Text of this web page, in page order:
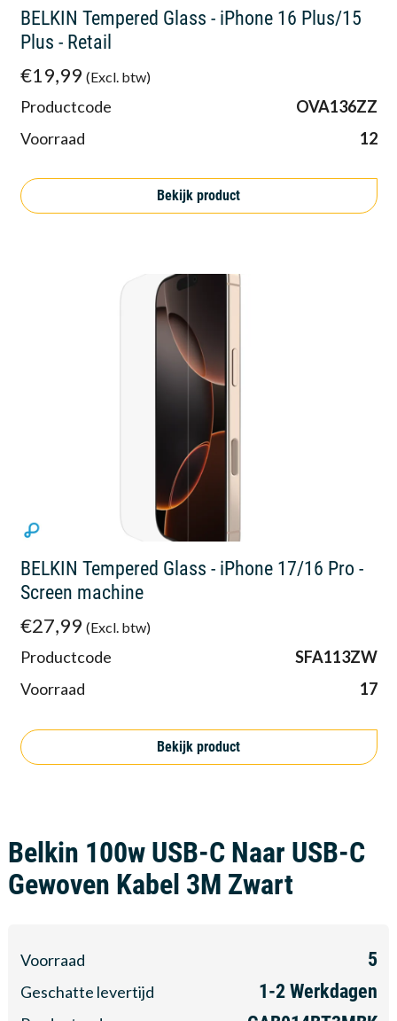
BELKIN Tempered Glass - iPhone 16 Plus/15
Plus - Retail
€19,99 (Excl. btw)
Productcode
OVA136ZZ
Voorraad
12
Bekijk product
BELKIN Tempered Glass - iPhone 17/16 Pro -
Screen machine
€27,99 (Excl. btw)
Productcode
SFA113ZW
Voorraad
17
Bekijk product
Belkin 100w USB-C Naar USB-C
Gewoven Kabel 3M Zwart
Voorraad 5
Geschatte levertijd 1-2 Werkdagen